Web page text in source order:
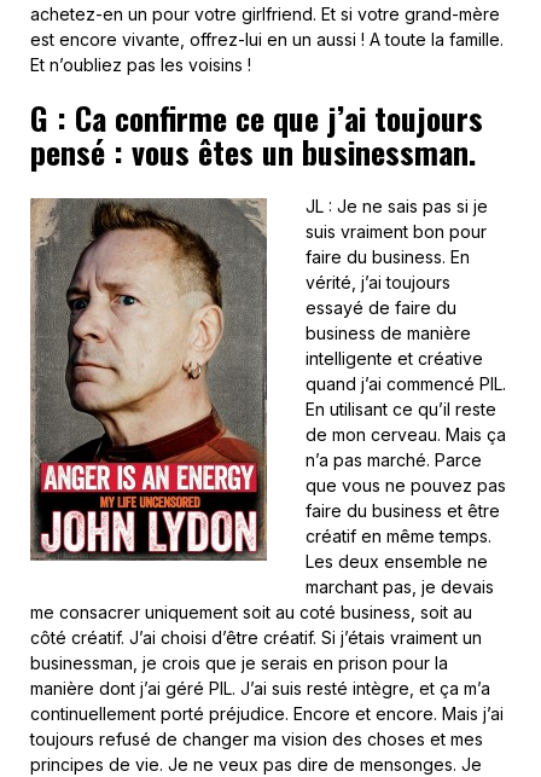
achetez-en un pour votre girlfriend. Et si votre grand-mère
est encore vivante, offrez-lui en un aussi ! A toute la famille.
Et n’oubliez pas les voisins !
G : Ca confirme ce que j’ai toujours
pensé : vous êtes un businessman.
JL : Je ne sais pas si je
suis vraiment bon pour
faire du business. En
vérité, j’ai toujours
essayé de faire du
business de manière
intelligente et créative
quand j’ai commencé PIL.
En utilisant ce qu’il reste
de mon cerveau. Mais ça
n’a pas marché. Parce
que vous ne pouvez pas
faire du business et être
créatif en même temps.
Les deux ensemble ne
marchant pas, je devais
me consacrer uniquement soit au coté business, soit au
côté créatif. J’ai choisi d’être créatif. Si j’étais vraiment un
businessman, je crois que je serais en prison pour la
manière dont j’ai géré PIL. J’ai suis resté intègre, et ça m’a
continuellement porté préjudice. Encore et encore. Mais j’ai
toujours refusé de changer ma vision des choses et mes
principes de vie. Je ne veux pas dire de mensonges. Je